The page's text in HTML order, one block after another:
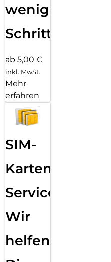
wenigen
Schritten
ab 5,00 €
inkl. MwSt.
Mehr
erfahren
SIM-
Karten
Service:
Wir
helfen